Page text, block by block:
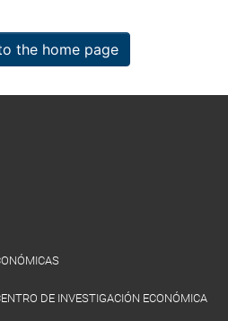
the home page
DE INVESTIGACIÓN ECONÓMICA